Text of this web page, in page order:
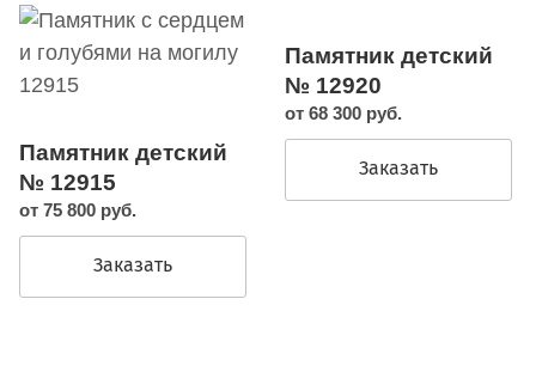
Памятник детский
№ 12915
от 75 800 руб.
Заказать
Памятник детский
№ 12920
от 68 300 руб.
Заказать